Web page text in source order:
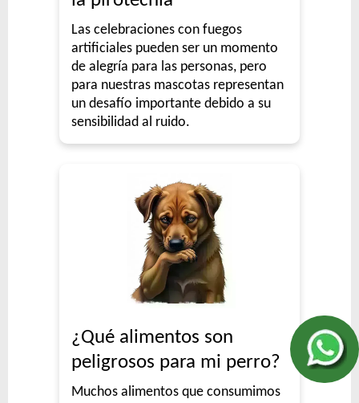
Las celebraciones con fuegos
artificiales pueden ser un momento
de alegría para las personas, pero
para nuestras mascotas representan
un desafío importante debido a su
sensibilidad al ruido.
¿Qué alimentos son
peligrosos para mi perro?
Muchos alimentos que consumimos